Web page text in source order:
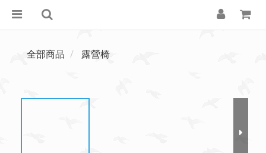
全部商品 露營椅